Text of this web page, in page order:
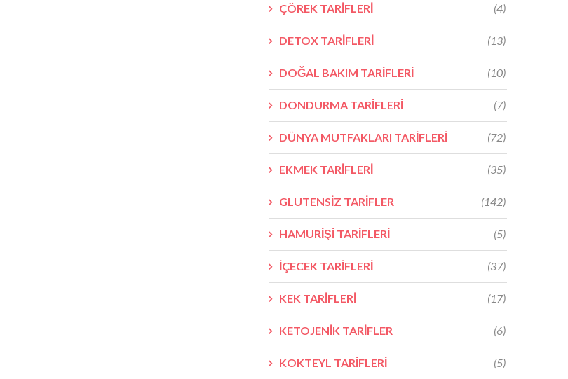
ÇÖREK TARİFLERİ (4)
DETOX TARİFLERİ (13)
DOĞAL BAKIM TARİFLERİ (10)
DONDURMA TARİFLERİ (7)
DÜNYA MUTFAKLARI TARİFLERİ (72)
EKMEK TARİFLERİ (35)
GLUTENSİZ TARİFLER (142)
HAMURİŞİ TARİFLERİ (5)
İÇECEK TARİFLERİ (37)
KEK TARİFLERİ (17)
KETOJENİK TARİFLER (6)
KOKTEYL TARİFLERİ (5)